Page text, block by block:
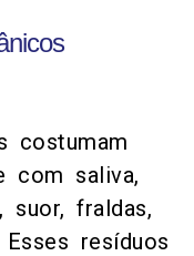
costumam
com saliva,
suor, fraldas,
resíduos